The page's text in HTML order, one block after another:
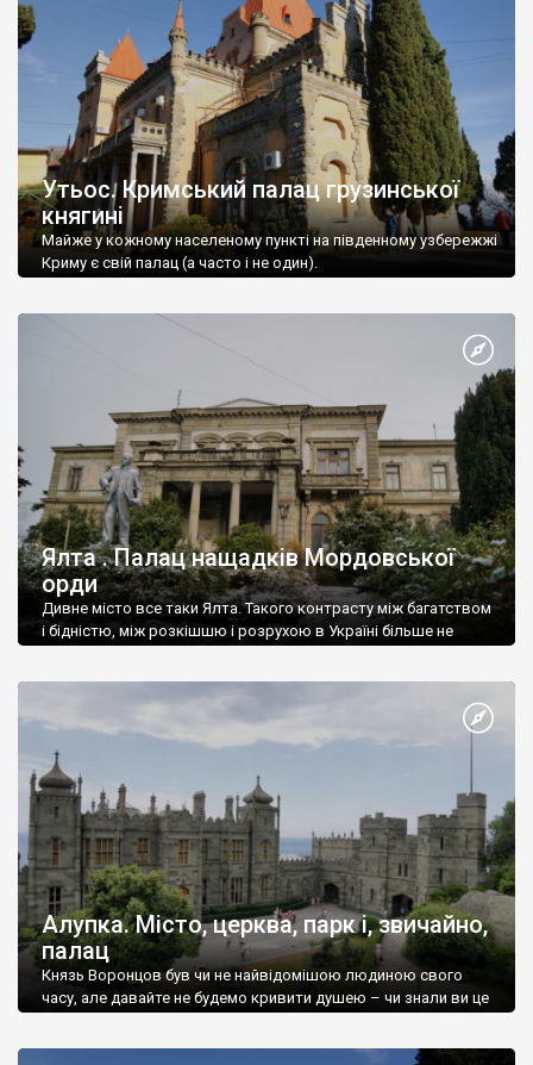
Утьос. Кримський палац грузинської
княгині
Майже у кожному населеному пункті на південному узбережжі
Криму є свій палац (а часто і не один).
Ялта . Палац нащадків Мордовської
орди
Дивне місто все таки Ялта. Такого контрасту між багатством
і бідністю, між розкішшю і розрухою в Україні більше не
Алупка. Місто, церква, парк і, звичайно,
палац
Князь Воронцов був чи не найвідомішою людиною свого
часу, але давайте не будемо кривити душею – чи знали ви це